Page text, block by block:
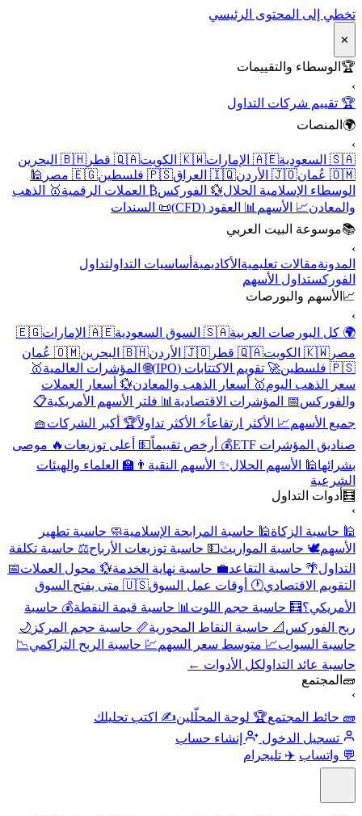
تخطي إلى المحتوى الرئيسي
✕
🏆 الوسطاء والتقييمات
›
🏆 تقييم شركات التداول
🌍 المنصات
›
🇸🇦 السعودية
🇦🇪 الإمارات 🇰🇼 الكويت 🇶🇦 قطر
🇧🇭 البحرين
🇴🇲 عُمان
🇯🇴 الأردن 🇮🇶 العراق 🇵🇸 فلسطين 🇪🇬 مصر
🕌
الوسطاء الإسلامية الحلال💱 الفوركس₿ العملات الرقمية🥇 الذهب
والمعادن📈 الأسهم 📊 العقود (CFD)
📜 السندات
📚موسوعة البيت العربي
›
المدونةمقالات تعليمية الأكاديمية أساسيات التداولتداول
الفوركستداول الأسهم
📈 الأسهم والبورصات
›
🌍 كل البورصات العربية🇸🇦 السوق السعودية 🇦🇪 الإمارات
🇪🇬
مصر 🇰🇼 الكويت 🇶🇦 قطر 🇯🇴 الأردن 🇧🇭 البحرين
🇴🇲 عُمان
🇵🇸 فلسطين
🚀 تقويم الاكتتابات (IPO) 🌐 المؤشرات العالمية🥇
سعر الذهب اليوم🥇 أسعار الذهب والمعادن💱 أسعار العملات
والفوركس📅 المؤشرات الاقتصادية 📊 فلتر الأسهم الأمريكية📋
جميع الأسهم📈 الأكثر ارتفاعاً⚡ الأكثر تداولاً🏆 أكبر الشركات🧺
صناديق المؤشرات ETF
💰 أرخص تقييماً💵 أعلى توزيعات 🔥 موصى
بشرائها🕌 الأسهم الحلال✨ الأسهم النقية 👨‍🏫 العلماء والهيئات
الشرعية
🧮 أدوات التداول
›
🕌 حاسبة الزكاة🕌 حاسبة المرابحة الإسلامية🧼 حاسبة تطهير
الأسهم🕊️ حاسبة المواريث💵 حاسبة توزيعات الأرباح⚖️ حاسبة تكلفة
التداول🌴 حاسبة التقاعد💼 حاسبة نهاية الخدمة💱 محول العملات📅
التقويم الاقتصادي🕐 أوقات عمل السوق
🇺🇸 متى يفتح السوق
الأمريكي؟🧮 حاسبة حجم اللوت 📊 حاسبة قيمة النقطة💰 حاسبة
ربح الفوركس 📐 حاسبة النقاط المحورية📏 حاسبة حجم المركز 🌙
حاسبة السواب📈 متوسط سعر السهم💹 حاسبة الربح التراكمي📉
حاسبة عائد التداولكل الأدوات ←
🧱 المجتمع
›
🧱 حائط المجتمع🏆 لوحة المحلّلين✍️ اكتب تحليلك
تسجيل الدخول
إنشاء حساب
💬 واتساب ✈️ تليجرام